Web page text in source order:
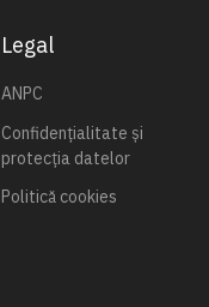
Legal
ANPC
Confidențialitate și
protecția datelor
Politică cookies